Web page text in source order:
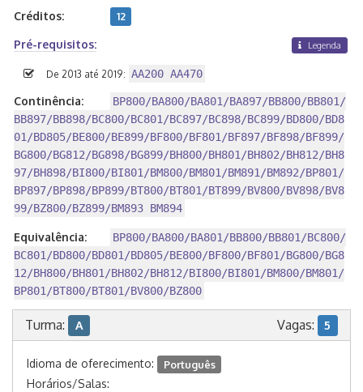
Créditos: 12
Pré-requisitos: Legenda
De 2013 até 2019: AA200 AA470
Continência:
BP800/BA800/BA801/BA897/BB800/BB801/
BB897/BB898/BC800/BC801/BC897/BC898/BC899/BD800/BD8
01/BD805/BE800/BE899/BF800/BF801/BF897/BF898/BF899/
BG800/BG812/BG898/BG899/BH800/BH801/BH802/BH812/BH8
97/BH898/BI800/BI801/BM800/BM801/BM891/BM892/BP801/
BP897/BP898/BP899/BT800/BT801/BT899/BV800/BV898/BV8
99/BZ800/BZ899/BM893 BM894
Equivalência:
BP800/BA800/BA801/BB800/BB801/BC800/
BC801/BD800/BD801/BD805/BE800/BF800/BF801/BG800/BG8
12/BH800/BH801/BH802/BH812/BI800/BI801/BM800/BM801/
BP801/BT800/BT801/BV800/BZ800
Turma: A Vagas: 5
Idioma de oferecimento: Português
Horários/Salas: